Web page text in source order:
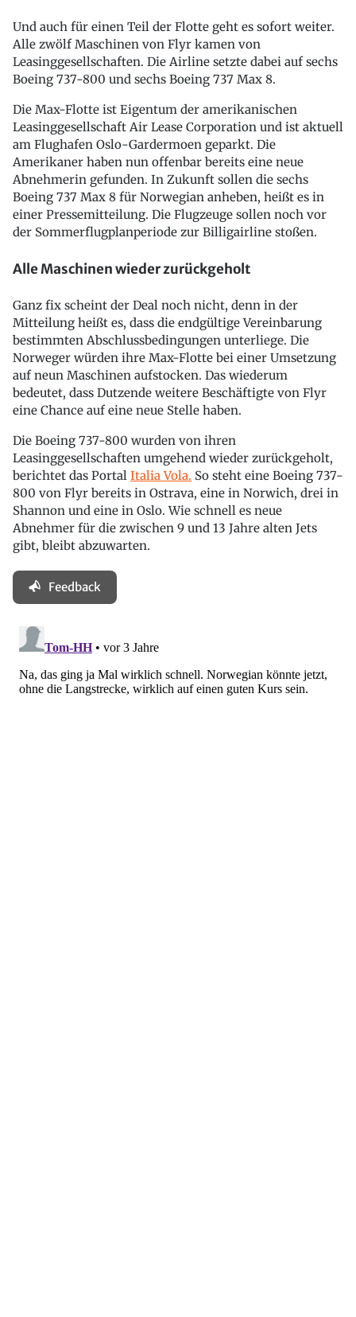
Und auch für einen Teil der Flotte geht es sofort weiter.
Alle zwölf Maschinen von Flyr kamen von
Leasinggesellschaften. Die Airline setzte dabei auf sechs
Boeing 737-800 und sechs Boeing 737 Max 8.
Die Max-Flotte ist Eigentum der amerikanischen
Leasinggesellschaft Air Lease Corporation und ist aktuell
am Flughafen Oslo-Gardermoen geparkt. Die
Amerikaner haben nun offenbar bereits eine neue
Abnehmerin gefunden. In Zukunft sollen die sechs
Boeing 737 Max 8 für Norwegian anheben, heißt es in
einer Pressemitteilung. Die Flugzeuge sollen noch vor
der Sommerflugplanperiode zur Billigairline stoßen.
Alle Maschinen wieder zurückgeholt
Ganz fix scheint der Deal noch nicht, denn in der
Mitteilung heißt es, dass die endgültige Vereinbarung
bestimmten Abschlussbedingungen unterliege. Die
Norweger würden ihre Max-Flotte bei einer Umsetzung
auf neun Maschinen aufstocken. Das wiederum
bedeutet, dass Dutzende weitere Beschäftigte von Flyr
eine Chance auf eine neue Stelle haben.
Die Boeing 737-800 wurden von ihren
Leasinggesellschaften umgehend wieder zurückgeholt,
berichtet das Portal Italia Vola. So steht eine Boeing 737-
800 von Flyr bereits in Ostrava, eine in Norwich, drei in
Shannon und eine in Oslo. Wie schnell es neue
Abnehmer für die zwischen 9 und 13 Jahre alten Jets
gibt, bleibt abzuwarten.
Feedback